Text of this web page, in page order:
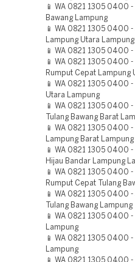
📱 WA 0821 1305 0400
Bawang Lampung
📱 WA 0821 1305 0400
Lampung Utara Lampung
📱 WA 0821 1305 0400
📱 WA 0821 1305 0400 -
Rumput Cepat Lampung
📱 WA 0821 1305 0400
Utara Lampung
📱 WA 0821 1305 0400
Tulang Bawang Barat
📱 WA 0821 1305 0400
Lampung Barat Lampung
📱 WA 0821 1305 0400
Hijau Bandar Lampung
📱 WA 0821 1305 0400
Rumput Cepat Tulang
📱 WA 0821 1305 0400
Tulang Bawang Lampung
📱 WA 0821 1305 0400
Lampung
📱 WA 0821 1305 0400
Lampung
📱 WA 0821 1305 0400